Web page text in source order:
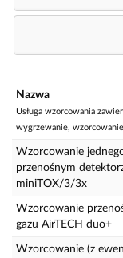
Nazwa
Usługa wzorcowania
wygrzewanie,
Wzorcowanie
przenośnym
miniTOX/3/3x
Wzorcowanie
gazu AirTECH duo+
Wzorcowanie (z